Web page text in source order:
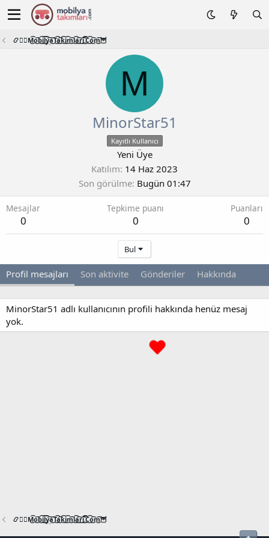
📿🧙‍♂️M͜͡o͜͡b͜͡i͜͡l͜͡y͜͡a͜͡T͜͡a͜͡k͜͡i͜͡m͜͡l͜͡a͜͡r͜͡i͜͡.͜͡C͜͡o͜͡m͜͡🦉
M
MinorStar51
Kayıtlı Kullanıcı
Yeni Üye
Katılım 14 Haz 2023
Son görülme Bugün 01:47
Mesajlar
0
Tepkime puanı
0
Puanları
0
Bul
Profil mesajları Son aktivite Gönderiler Hakkında
MinorStar51 adlı kullanıcının profili hakkında henüz mesaj
yok.
📿🧙‍♂️M͜͡o͜͡b͜͡i͜͡l͜͡y͜͡a͜͡T͜͡a͜͡k͜͡i͜͡m͜͡l͜͡a͜͡r͜͡i͜͡.͜͡C͜͡o͜͡m͜͡🦉